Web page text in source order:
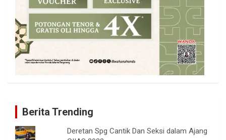
Berita Trending
Deretan Spg Cantik Dan Seksi dalam Ajang